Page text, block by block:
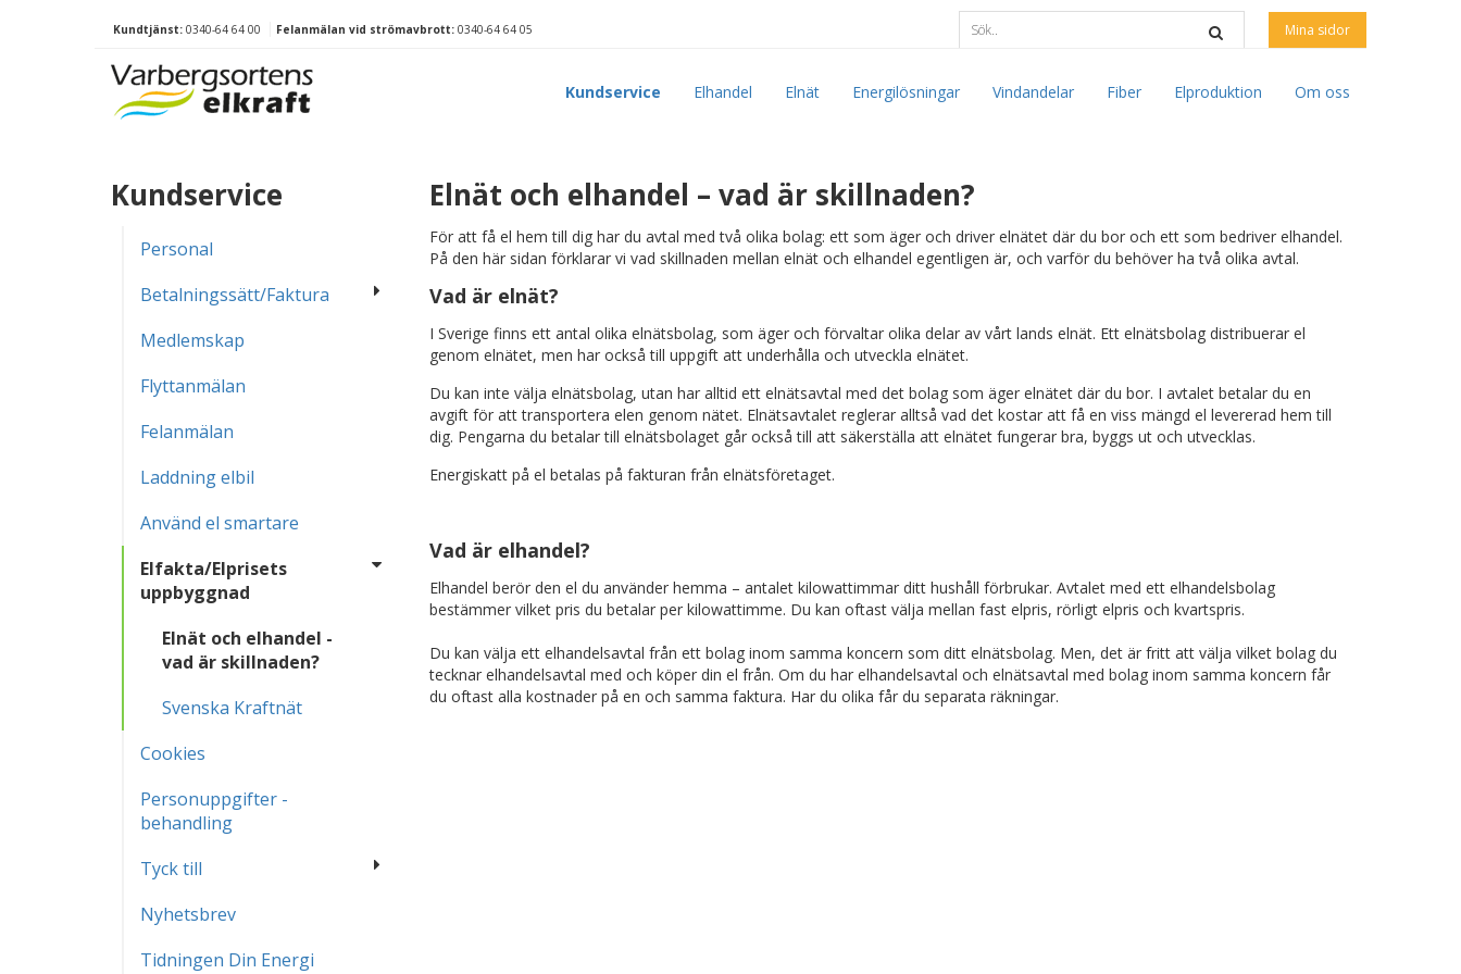
Kundtjänst: 0340-64 64 00 Felanmälan vid strömavbrott: 0340-64 64 05 Mina sidor
Kundservice Elhandel Elnät Energilösningar Vindandelar Fiber Elproduktion Om oss
Kundservice
Personal
Betalningssätt/Faktura
Medlemskap
Flyttanmälan
Felanmälan
Laddning elbil
Använd el smartare
Elfakta/Elprisets
uppbyggnad
Elnät och elhandel -
vad är skillnaden?
Svenska Kraftnät
Cookies
Personuppgifter -
behandling
Tyck till
Nyhetsbrev
Tidningen Din Energi
Elnät och elhandel – vad är skillnaden?
För att få el hem till dig har du avtal med två olika bolag: ett som äger och driver elnätet där du bor och ett som bedriver elhandel.
På den här sidan förklarar vi vad skillnaden mellan elnät och elhandel egentligen är, och varför du behöver ha två olika avtal.
Vad är elnät?
I Sverige finns ett antal olika elnätsbolag, som äger och förvaltar olika delar av vårt lands elnät. Ett elnätsbolag distribuerar el
genom elnätet, men har också till uppgift att underhålla och utveckla elnätet.
Du kan inte välja elnätsbolag, utan har alltid ett elnätsavtal med det bolag som äger elnätet där du bor. I avtalet betalar du en
avgift för att transportera elen genom nätet. Elnätsavtalet reglerar alltså vad det kostar att få en viss mängd el levererad hem till
dig. Pengarna du betalar till elnätsbolaget går också till att säkerställa att elnätet fungerar bra, byggs ut och utvecklas.
Energiskatt på el betalas på fakturan från elnätsföretaget.
Vad är elhandel?
Elhandel berör den el du använder hemma – antalet kilowattimmar ditt hushåll förbrukar. Avtalet med ett elhandelsbolag
bestämmer vilket pris du betalar per kilowattimme. Du kan oftast välja mellan fast elpris, rörligt elpris och kvartspris.
Du kan välja ett elhandelsavtal från ett bolag inom samma koncern som ditt elnätsbolag. Men, det är fritt att välja vilket bolag du
tecknar elhandelsavtal med och köper din el från. Om du har elhandelsavtal och elnätsavtal med bolag inom samma koncern får
du oftast alla kostnader på en och samma faktura. Har du olika får du separata räkningar.